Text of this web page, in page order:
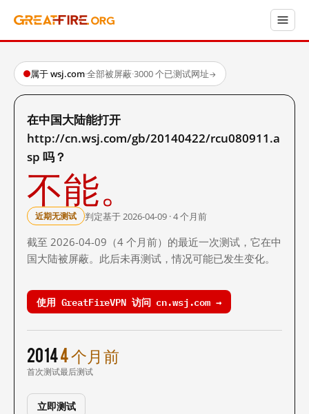
属于 wsj.com·全部被屏蔽·3000 个已测试网址→
在中国大陆能打开
http://cn.wsj.com/gb/20140422/rcu080911.a
sp 吗？
不能。
近期无测试 判定基于 2026-04-09 · 4 个月前
截至 2026-04-09（4 个月前）的最近一次测试，它在中
国大陆被屏蔽。此后未再测试，情况可能已发生变化。
使用 GreatFireVPN 访问 cn.wsj.com →
2014
首次测试
4 个月前
最后测试
立即测试